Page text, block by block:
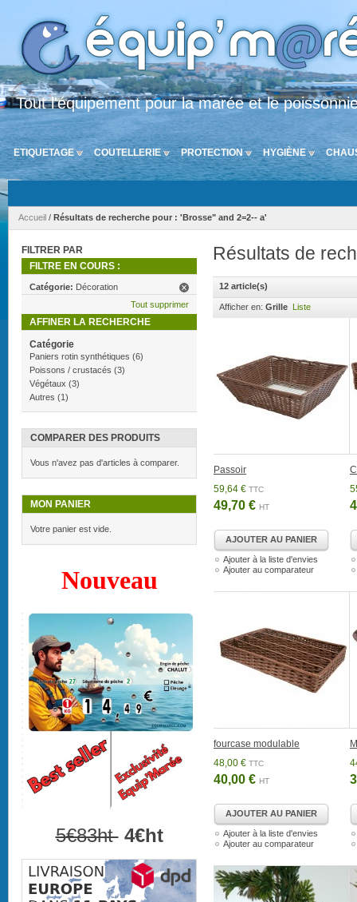
Tout l'équipement pour la marée et le
ETIQUETAGE COUTELLERIE PROTECTION HYGIÈNE
Accueil / Résultats de recherche pour : 'Brosse" and 2=2-- a'
Résultats de
12 article(s)
Afficher en: Grille Liste
Passoir
59,64 € TTC
49,70 € HT
AJOUTER AU PANIER
Ajouter à la liste d'envies
Ajouter au comparateur
fourcase modulable
48,00 € TTC
40,00 € HT
AJOUTER AU PANIER
Ajouter à la liste d'envies
Ajouter au comparateur
FILTRER PAR
FILTRE EN COURS :
Catégorie: Décoration
Tout supprimer
AFFINER LA RECHERCHE
Catégorie
Paniers rotin synthétiques (6)
Poissons / crustacés (3)
Végétaux (3)
Autres (1)
COMPARER DES PRODUITS
Vous n'avez pas d'articles à comparer.
MON PANIER
Votre panier est vide.
Nouveau
5€83ht4€ht